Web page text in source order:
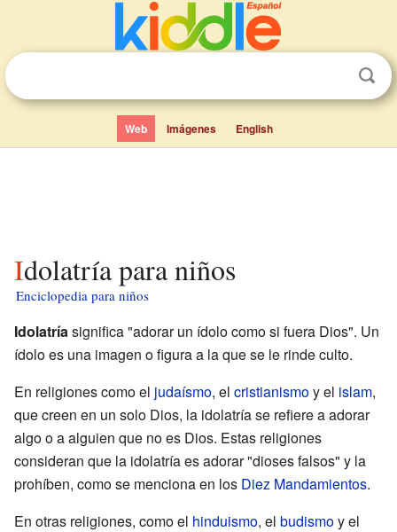
Web Imágenes English
Idolatría para niños
Enciclopedia para niños
Idolatríasignifica "adorar un ídolo como si fuera Dios". Un
ídolo es una imagen o figura a la que se le rinde culto.
En religiones como el judaísmo, el cristianismoy el islam,
que creen en un solo Dios, la idolatría se refiere a adorar
algo o a alguien que no es Dios. Estas religiones
consideran que la idolatría es adorar "dioses falsos" y la
prohíben, como se menciona en los Diez Mandamientos.
En otras religiones, como el hinduismo, el budismoy el